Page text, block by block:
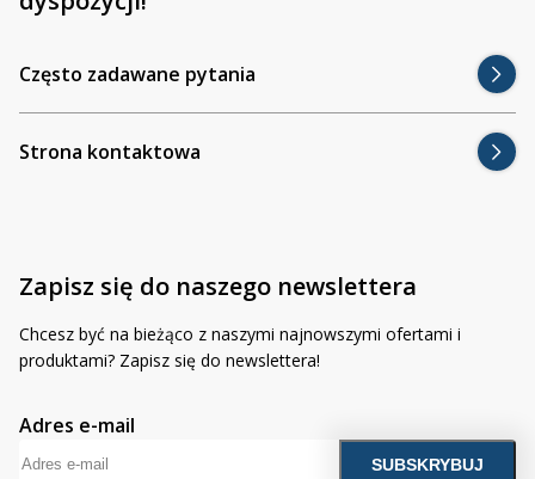
Często zadawane pytania
Bezpłatny projekt oświetlenia
O firmie
+48 81 884 70 94
+48 723 353 044
Inne akcesoria
Kontakt
Sprawdź wszystko
Często zadawane pytania
Strona kontaktowa
Zapisz się do naszego newslettera
Chcesz być na bieżąco z naszymi najnowszymi ofertami i
produktami? Zapisz się do newslettera!
Adres e-mail